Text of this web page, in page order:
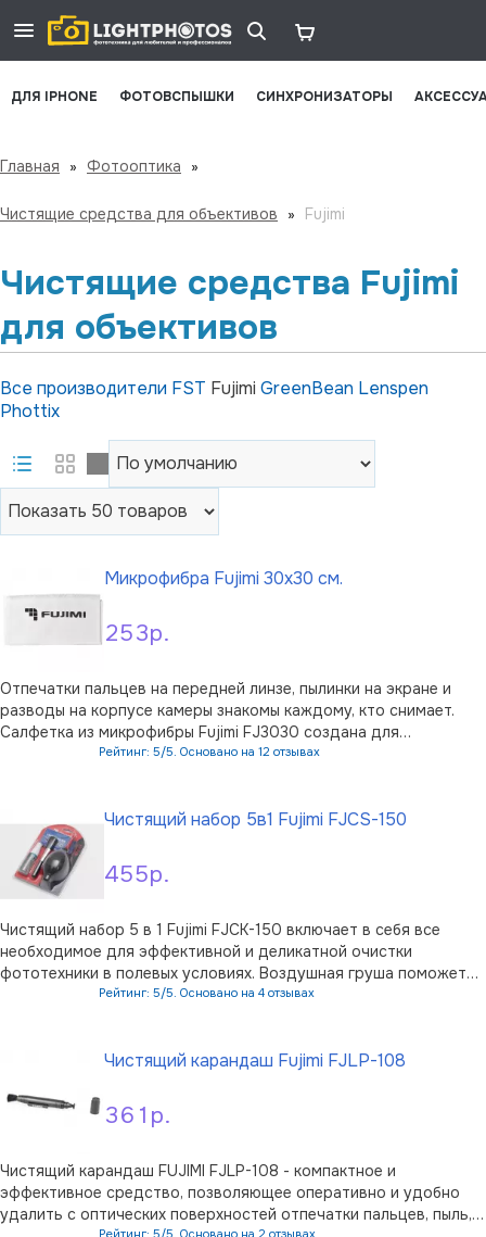
ДЛЯ IPHONE ФОТОВСПЫШКИ СИНХРОНИЗАТОРЫ
Главная » Фотооптика »
Чистящие средства для объективов » Fujimi
Чистящие средства Fujimi
для объективов
Все производители FST Fujimi GreenBean Lenspen
Phottix
253р.
Микрофибра Fujimi 30х30 см.
Отпечатки пальцев на передней линзе, пылинки на экране и
разводы на корпусе камеры знакомы каждому, кто снимает.
Салфетка из микрофибры Fujimi FJ3030 создана для
деликатной сухой и влажной чистки оптики и техники: её
Рейтинг: 5/5. Основано на 12 отзывах
455р.
Чистящий набор 5в1 Fujimi FJCS-150
Чистящий набор 5 в 1 Fujimi FJCK-150 включает в себя все
необходимое для эффективной и деликатной очистки
фототехники в полевых условиях. Воздушная груша поможет
сдуть сильным потоком воздуха крупные частички пыли и
Рейтинг: 5/5. Основано на 4 отзывах
361р.
Чистящий карандаш Fujimi FJLP-108
Чистящий карандаш FUJIMI FJLP-108 - компактное и
эффективное средство, позволяющее оперативно и удобно
удалить с оптических поверхностей отпечатки пальцев, пыль,